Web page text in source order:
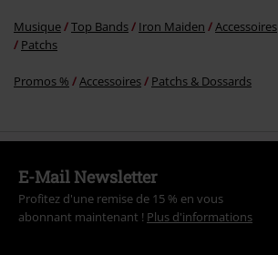
Musique Top Bands Iron Maiden Accessoires
Patchs
Promos % Accessoires Patchs & Dossards
E-Mail Newsletter
Profitez d'une remise de 15 % en vous
abonnant maintenant ! Plus d'informations